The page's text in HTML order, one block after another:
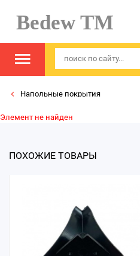
Bedew TM
Напольные покрытия
Элемент не найден
ПОХОЖИЕ ТОВАРЫ